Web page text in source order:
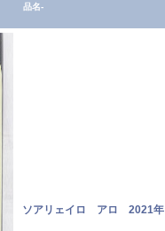
品名-
ソアリェイロ アロ 2021年